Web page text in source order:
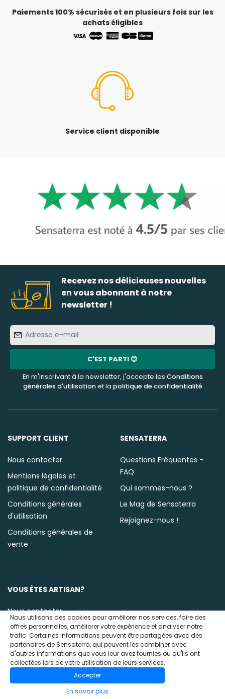
Paiements 100% sécurisés et en plusieurs fois sur les
achats éligibles
Service client disponible
Recevez nos délicieuses nouvelles
en vous abonnant à notre
newsletter !
e-
mail
C'EST PARTI 😊
En m'inscrivant à la newsletter, j'accepte les Conditions
générales d'utilisationet la politique de confidentialité
SUPPORT CLIENT
Nous contacter
Mentions légales et
politique de confidentialité
Conditions générales
d'utilisation
Conditions générales de
vente
SENSATERRA
Questions Fréquentes -
FAQ
Qui sommes-nous ?
Le Mag de Sensaterra
Rejoignez-nous !
VOUS ÊTES ARTISAN?
Nous contacter
© 2020 Sensaterra
Nous utilisons des cookies pour améliorer nos services, faire des
offres personnelles, améliorer votre expérience et analyser notre
trafic. Certaines informations peuvent être partagées avec des
partenaires de Sensaterra, qui peuvent les combiner avec
d'autres informations que vous leur avez fournies ou qu'ils ont
collectées lors de votre utilisation de leurs services.
Accepter
En savoir plus